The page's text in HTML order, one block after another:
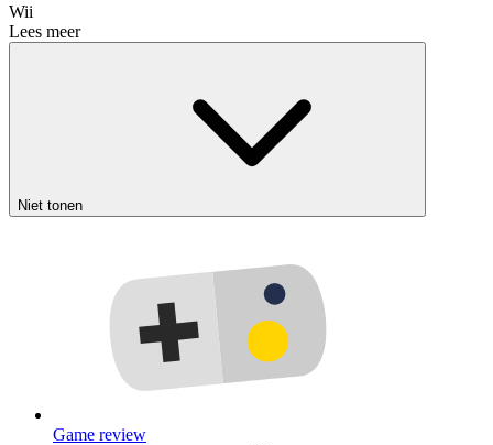
Wii
Lees meer
Niet tonen
Game review